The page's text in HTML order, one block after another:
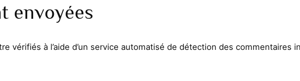
envoyées
vérifiés à l’aide d’un service automatisé de détection des commentaires